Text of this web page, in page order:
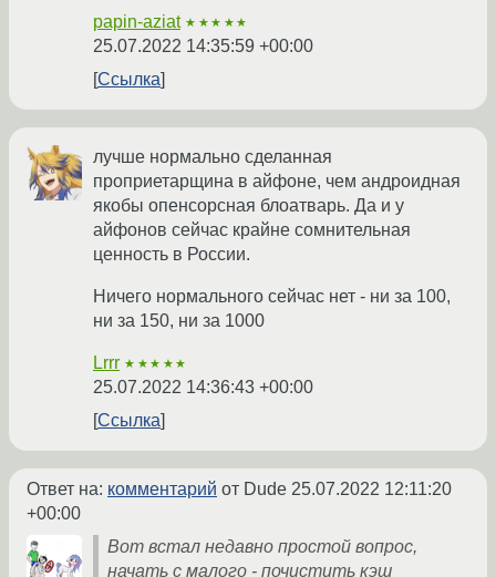
papin-aziat ★★★★★
25.07.2022 14:35:59 +00:00
Ссылка
лучше нормально сделанная
проприетарщина в айфоне, чем андроидная
якобы опенсорсная блоатварь. Да и у
айфонов сейчас крайне сомнительная
ценность в России.
Ничего нормального сейчас нет - ни за 100,
ни за 150, ни за 1000
Lrrr ★★★★★
25.07.2022 14:36:43 +00:00
Ссылка
Ответ на: комментарий от Dude 25.07.2022 12:11:20
+00:00
Вот встал недавно простой вопрос,
начать с малого - почистить кэш